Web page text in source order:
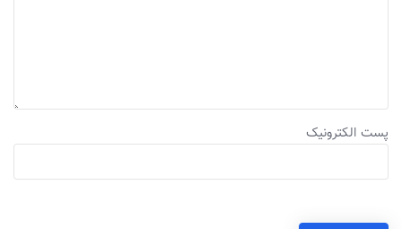
پست الکترونیک